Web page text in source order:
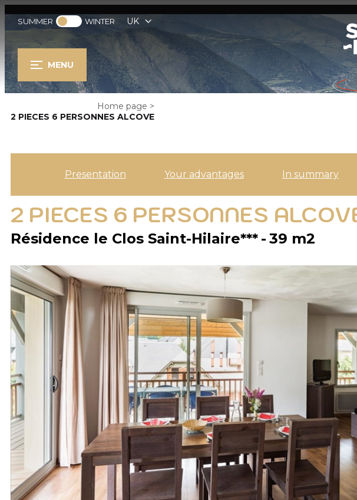
SUMMER WINTER UK
MENU
Home page >
2 PIECES 6 PERSONNES ALCOVE
Presentation Your advantages In summary
2 PIECES 6 PERSONNES
Résidence le Clos Saint-Hilaire*** 39 m2